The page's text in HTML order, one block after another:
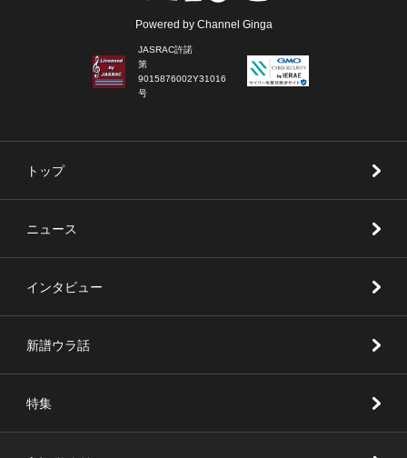
Powered by Channel Ginga
JASRAC許諾
第
9015876002Y31016
号
トップ
ニュース
インタビュー
新譜ウラ話
特集